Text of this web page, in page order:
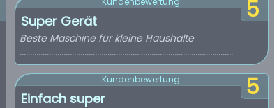
5
Super Gerät
Beste Maschine für kleine Haushalte
......................................................................................................
5
Kundenbewertung:
Einfach super